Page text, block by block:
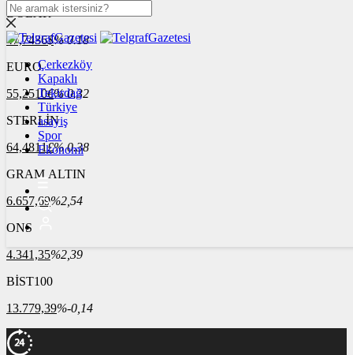
DOLAR
47,7436$% 0.18
EURO
55,2510€% 0.32
STERLİN
64,4811£% 0.38
GRAM ALTIN
6.657,69%2,54
ONS
4.341,35%2,39
BİST100
13.779,39%-0,14
Çerkezköy
Kapaklı
Tekirdağ
Türkiye
asayiş
Spor
Ekonomi